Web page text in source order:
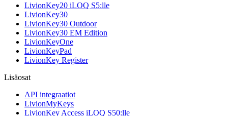
LivionKey20 iLOQ S5:lle
LivionKey30
LivionKey30 Outdoor
LivionKey30 EM Edition
LivionKeyOne
LivionKeyPad
LivionKey Register
Lisäosat
API integraatiot
LivionMyKeys
LivionKey Access iLOQ S50:lle